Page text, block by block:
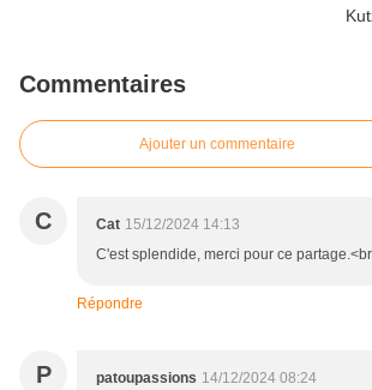
Commentaires
Ajouter un commentaire
C Cat 15/12/2024 14:13
C'est splendide, merci pour ce
Répondre
P patoupassions 14/12/2024 08:24